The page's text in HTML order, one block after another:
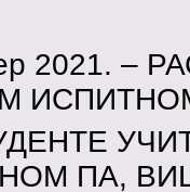
2021. –
ПА,